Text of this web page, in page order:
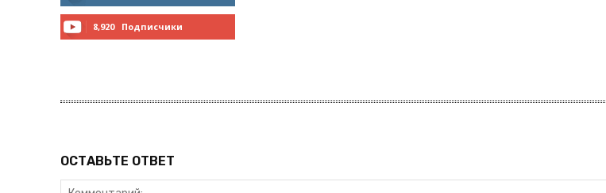
8,920 Подписчики
ОСТАВЬТЕ ОТВЕТ